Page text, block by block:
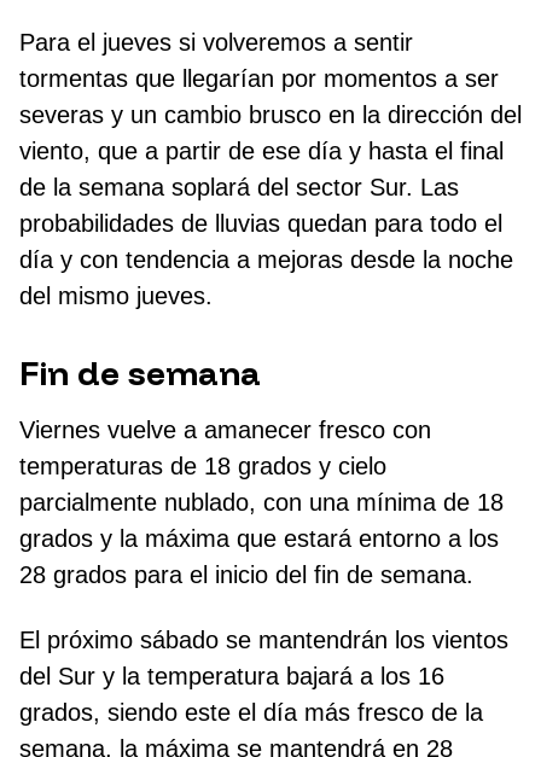
Para el jueves si volveremos a sentir
tormentas que llegarían por momentos a ser
severas y un cambio brusco en la dirección del
viento, que a partir de ese día y hasta el final
de la semana soplará del sector Sur. Las
probabilidades de lluvias quedan para todo el
día y con tendencia a mejoras desde la noche
del mismo jueves.
Fin de semana
Viernes vuelve a amanecer fresco con
temperaturas de 18 grados y cielo
parcialmente nublado, con una mínima de 18
grados y la máxima que estará entorno a los
28 grados para el inicio del fin de semana.
El próximo sábado se mantendrán los vientos
del Sur y la temperatura bajará a los 16
grados, siendo este el día más fresco de la
semana, la máxima se mantendrá en 28